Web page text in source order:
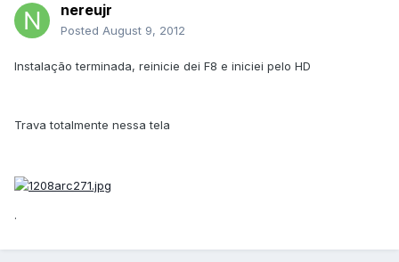
nereujr
Posted August 9, 2012
Instalação terminada, reinicie dei F8 e iniciei pelo HD
Trava totalmente nessa tela
.